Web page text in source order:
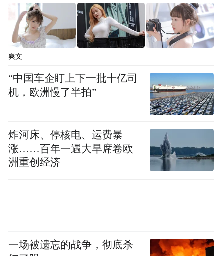
全问题，采用可折叠坐式设计，收折站立、
放下坐浴，灵活适配不同身体状况的长者。
其独特的360°包裹式出水系统形成环绕暖
雾，有效避免热量流失，配合恒温控制技
术，将原本消耗体力的“高危任务”重新变回
温暖舒适的享受。
爽文
“中国车企盯上下一批十亿司
机，欧洲慢了半拍”
炸河床、停核电、运费暴
涨……百年一遇大旱席卷欧
洲重创经济
一场被遗忘的战争，彻底杀